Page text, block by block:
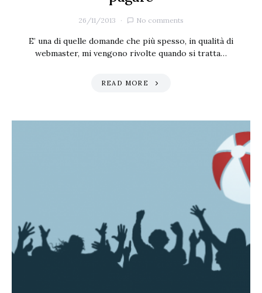
26/11/2013 No comments
E’ una di quelle domande che più spesso, in qualità di
webmaster, mi vengono rivolte quando si tratta…
READ MORE